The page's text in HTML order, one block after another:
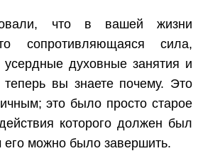
что в вашей жизни
то сопротивляющаяся сила,
духовные занятия и
вы знаете почему. Это
это было просто старое
которого должен был
его можно было завершить.